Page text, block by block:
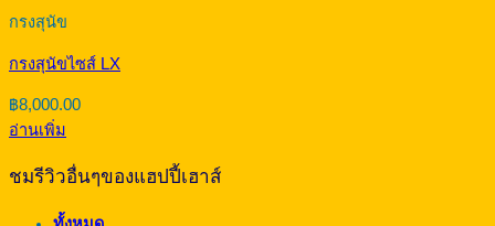
กรงสุนัข
กรงสุนัขไซส์ LX
฿8,000.00
อ่านเพิ่ม
ชมรีวิวอื่นๆของแฮปปี้เฮาส์